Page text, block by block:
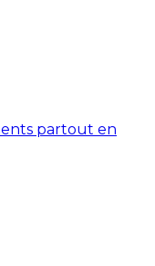
partout en